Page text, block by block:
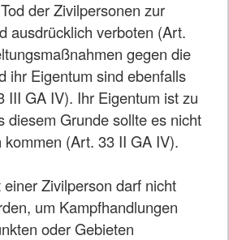
der Zivilpersonen zur
ausdrücklich verboten (Art.
gegen die
ihr Eigentum sind ebenfalls
III GA IV). Ihr Eigentum ist zu
diesem Grunde sollte es nicht
(Art. 33 II GA IV).
Zivilperson darf nicht
um Kampfhandlungen
oder Gebieten